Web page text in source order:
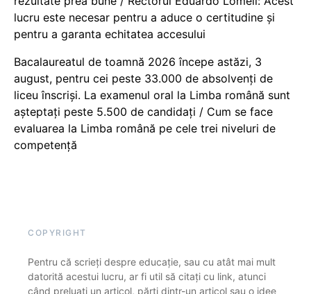
lucru este necesar pentru a aduce o certitudine şi
pentru a garanta echitatea accesului
Bacalaureatul de toamnă 2026 începe astăzi, 3
august, pentru cei peste 33.000 de absolvenți de
liceu înscriși. La examenul oral la Limba română sunt
așteptați peste 5.500 de candidați / Cum se face
evaluarea la Limba română pe cele trei niveluri de
competență
COPYRIGHT
Pentru că scrieți despre educație, sau cu atât mai mult
datorită acestui lucru, ar fi util să citați cu link, atunci
când preluați un articol, părți dintr-un articol sau o idee